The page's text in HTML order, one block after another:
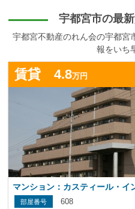
宇都宮市の最
宇都宮不動産のれん会の宇都宮
報をいち
賃貸 4.8万円
マンション：カスティール・イ
608